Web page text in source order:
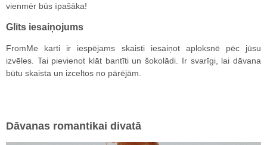
vienmēr būs īpašāka!
Glīts iesaiņojums
FromMe karti ir iespējams skaisti iesaiņot aploksnē pēc jūsu
izvēles. Tai pievienot klāt bantīti un šokolādi. Ir svarīgi, lai dāvana
būtu skaista un izceltos no pārējām.
Dāvanas romantikai divatā